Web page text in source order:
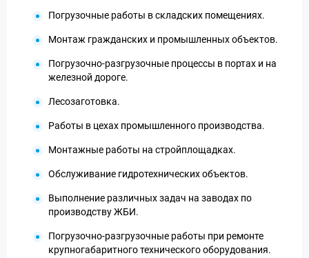
Погрузочные работы в складских помещениях.
Монтаж гражданских и промышленных объектов.
Погрузочно-разгрузочные процессы в портах и на
железной дороге.
Лесозаготовка.
Работы в цехах промышленного производства.
Монтажные работы на стройплощадках.
Обслуживание гидротехнических объектов.
Выполнение различных задач на заводах по
производству ЖБИ.
Погрузочно-разгрузочные работы при ремонте
крупногабаритного технического оборудования.